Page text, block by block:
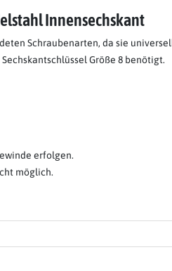
Innensechskant
Schraubenarten, da sie
Größe 8 benötigt.
erfolgen.
möglich.